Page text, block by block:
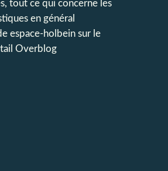
tout ce qui concerne les
en général
espace-holbein sur le
Overblog